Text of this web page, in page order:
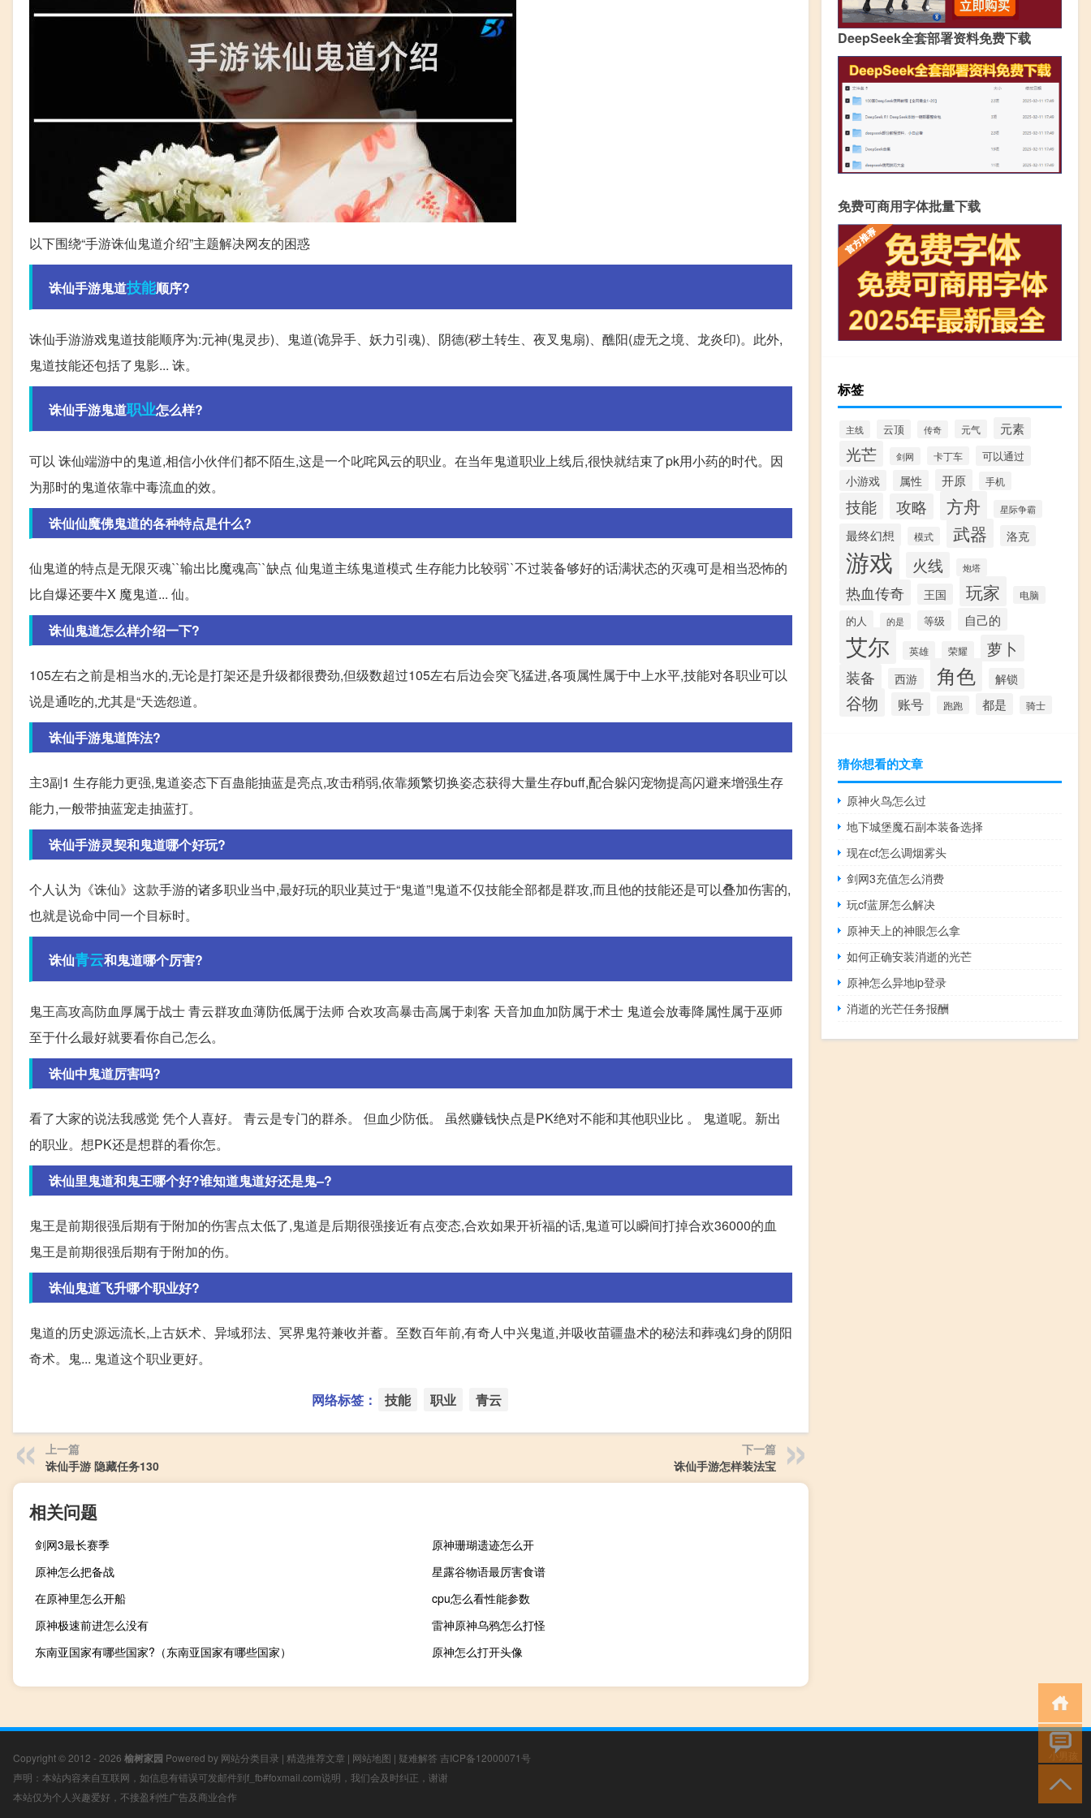
以下围绕“手游诛仙鬼道介绍”主题解决网友的困惑
诛仙手游鬼道技能顺序?
诛仙手游游戏鬼道技能顺序为:元神(鬼灵步)、鬼道(诡异手、妖力引魂)、阴德(秽土转生、夜叉鬼扇)、醮阳(虚无之境、龙炎印)。此外,
鬼道技能还包括了鬼影... 诛。
诛仙手游鬼道职业怎么样?
可以 诛仙端游中的鬼道,相信小伙伴们都不陌生,这是一个叱咤风云的职业。在当年鬼道职业上线后,很快就结束了pk用小药的时代。因
为那时的鬼道依靠中毒流血的效。
诛仙仙魔佛鬼道的各种特点是什么?
仙鬼道的特点是无限灭魂``输出比魔魂高``缺点 仙鬼道主练鬼道模式 生存能力比较弱``不过装备够好的话满状态的灭魂可是相当恐怖的
比自爆还要牛X 魔鬼道... 仙。
诛仙鬼道怎么样介绍一下?
105左右之前是相当水的,无论是打架还是升级都很费劲,但级数超过105左右后边会突飞猛进,各项属性属于中上水平,技能对各职业可以
说是通吃的,尤其是“天选怨道。
诛仙手游鬼道阵法?
主3副1 生存能力更强,鬼道姿态下百蛊能抽蓝是亮点,攻击稍弱,依靠频繁切换姿态获得大量生存buff,配合躲闪宠物提高闪避来增强生存
能力,一般带抽蓝宠走抽蓝打。
诛仙手游灵契和鬼道哪个好玩?
个人认为《诛仙》这款手游的诸多职业当中,最好玩的职业莫过于“鬼道”!鬼道不仅技能全部都是群攻,而且他的技能还是可以叠加伤害的,
也就是说命中同一个目标时。
诛仙青云和鬼道哪个厉害?
鬼王高攻高防血厚属于战士 青云群攻血薄防低属于法师 合欢攻高暴击高属于刺客 天音加血加防属于术士 鬼道会放毒降属性属于巫师
至于什么最好就要看你自己怎么。
诛仙中鬼道厉害吗?
看了大家的说法我感觉 凭个人喜好。 青云是专门的群杀。 但血少防低。 虽然赚钱快点是PK绝对不能和其他职业比 。 鬼道呢。新出
的职业。想PK还是想群的看你怎。
诛仙里鬼道和鬼王哪个好?谁知道鬼道好还是鬼–?
鬼王是前期很强后期有于附加的伤害点太低了,鬼道是后期很强接近有点变态,合欢如果开祈福的话,鬼道可以瞬间打掉合欢36000的血
鬼王是前期很强后期有于附加的伤。
诛仙鬼道飞升哪个职业好?
鬼道的历史源远流长,上古妖术、异域邪法、冥界鬼符兼收并蓄。至数百年前,有奇人中兴鬼道,并吸收苗疆蛊术的秘法和葬魂幻身的阴阳
奇术。鬼... 鬼道这个职业更好。
网络标签： 技能 职业 青云
上一篇
诛仙手游 隐藏任务130
下一篇
诛仙手游怎样装法宝
相关问题
剑网3最长赛季
原神珊瑚遗迹怎么开
原神怎么把备战
星露谷物语最厉害食谱
在原神里怎么开船
cpu怎么看性能参数
原神极速前进怎么没有
雷神原神乌鸦怎么打怪
东南亚国家有哪些国家?（东南亚国家有哪些国家）
原神怎么打开头像
DeepSeek全套部署资料免费下载
免费可商用字体批量下载
标签
主线 云顶 传奇 元气 元素
光芒 剑网 卡丁车 可以通过
小游戏 属性 开原 手机
技能 攻略 方舟 星际争霸
最终幻想 模式 武器 洛克
游戏 火线 炮塔
热血传奇 王国 玩家 电脑
的人 的是 等级 自己的
艾尔 英雄 荣耀 萝卜
装备 西游 角色 解锁
谷物 账号 跑跑 都是 骑士
猜你想看的文章
原神火鸟怎么过
地下城堡魔石副本装备选择
现在cf怎么调烟雾头
剑网3充值怎么消费
玩cf蓝屏怎么解决
原神天上的神眼怎么拿
如何正确安装消逝的光芒
原神怎么异地ip登录
消逝的光芒任务报酬
Copyright © 2012 - 2026 榆树家园 Powered by 网站分类目录 | 精选推荐文章 | 网站地图 | 疑难解答 吉ICP备12000071号
声明：本站内容来自互联网，如信息有错误可发邮件到f_fb#foxmail.com说明，我们会及时纠正，谢谢
本站仅为个人兴趣爱好，不接盈利性广告及商业合作
小男孩